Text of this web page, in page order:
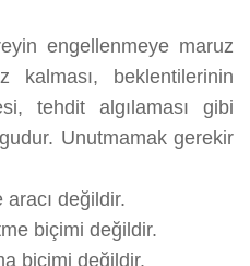
engellenmeye maruz
kalması, beklentilerinin
tehdit algılaması gibi
Unutmamak gerekir
değildir.
biçimi değildir.
biçimi değildir.